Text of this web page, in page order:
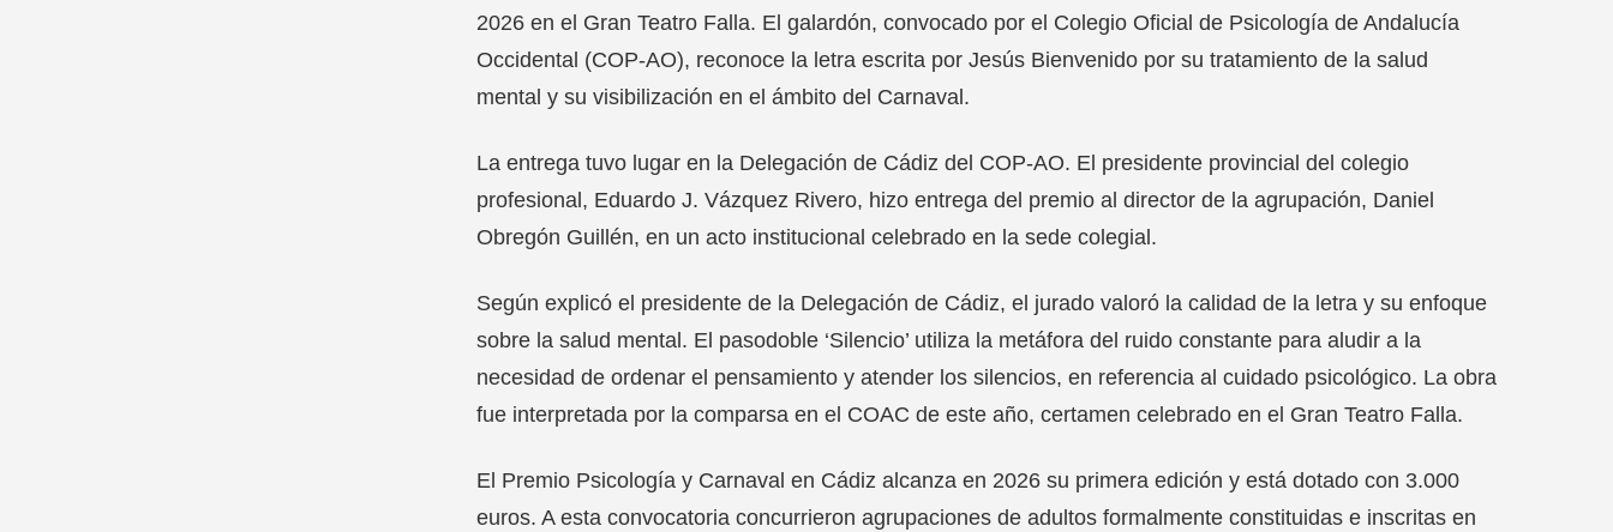
2026 en el Gran Teatro Falla. El galardón, convocado por el Colegio Oficial de Psicología de Andalucía
Occidental (COP-AO), reconoce la letra escrita por Jesús Bienvenido por su tratamiento de la salud
mental y su visibilización en el ámbito del Carnaval.
La entrega tuvo lugar en la Delegación de Cádiz del COP-AO. El presidente provincial del colegio
profesional, Eduardo J. Vázquez Rivero, hizo entrega del premio al director de la agrupación, Daniel
Obregón Guillén, en un acto institucional celebrado en la sede colegial.
Según explicó el presidente de la Delegación de Cádiz, el jurado valoró la calidad de la letra y su enfoque
sobre la salud mental. El pasodoble ‘Silencio’ utiliza la metáfora del ruido constante para aludir a la
necesidad de ordenar el pensamiento y atender los silencios, en referencia al cuidado psicológico. La obra
fue interpretada por la comparsa en el COAC de este año, certamen celebrado en el Gran Teatro Falla.
El Premio Psicología y Carnaval en Cádiz alcanza en 2026 su primera edición y está dotado con 3.000
euros. A esta convocatoria concurrieron agrupaciones de adultos formalmente constituidas e inscritas en